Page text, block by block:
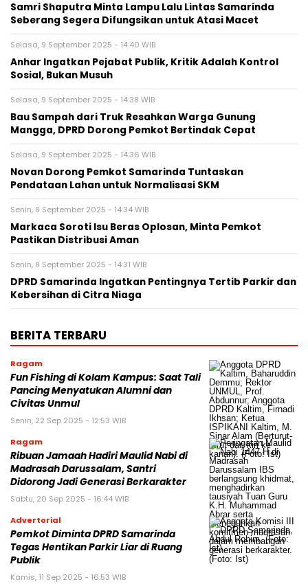
Samri Shaputra Minta Lampu Lalu Lintas Samarinda
Seberang Segera Difungsikan untuk Atasi Macet
Selasa, 9 September 2025 - 14:40 WIB
Anhar Ingatkan Pejabat Publik, Kritik Adalah Kontrol
Sosial, Bukan Musuh
Selasa, 9 September 2025 - 14:38 WIB
Bau Sampah dari Truk Resahkan Warga Gunung
Mangga, DPRD Dorong Pemkot Bertindak Cepat
Selasa, 9 September 2025 - 14:36 WIB
Novan Dorong Pemkot Samarinda Tuntaskan
Pendataan Lahan untuk Normalisasi SKM
Senin, 8 September 2025 - 14:34 WIB
Markaca Soroti Isu Beras Oplosan, Minta Pemkot
Pastikan Distribusi Aman
Senin, 8 September 2025 - 14:31 WIB
DPRD Samarinda Ingatkan Pentingnya Tertib Parkir dan
Kebersihan di Citra Niaga
BERITA TERBARU
Ragam
Fun Fishing di Kolam Kampus: Saat Tali
Pancing Menyatukan Alumni dan
Civitas Unmul
Senin, 22 Sep 2025 - 12:53 WIB
Ragam
Ribuan Jamaah Hadiri Maulid Nabi di
Madrasah Darussalam, Santri
Didorong Jadi Generasi Berkarakter
Sabtu, 20 Sep 2025 - 16:44 WIB
Advertorial
Pemkot Diminta DPRD Samarinda
Tegas Hentikan Parkir Liar di Ruang
Publik
Kamis, 11 Sep 2025 - 16:53 WIB